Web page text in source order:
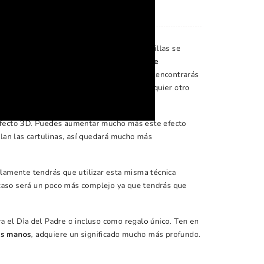
es muy fácil, pero si no tienes las plantillas se
de la tarjeta Súper Papa en la zona de
así que en la zona de descargas también encontrarás
utilizar para el Día de la Madre o para cualquier otro
3D. Puedes aumentar mucho más este efecto
las cartulinas, así quedará mucho más
tendrás que utilizar esta misma técnica
será un poco más complejo ya que tendrás que
el Día del Padre o incluso como regalo único. Ten en
manos, adquiere un significado mucho más profundo.